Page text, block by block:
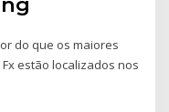
do que os maiores
estão localizados nos